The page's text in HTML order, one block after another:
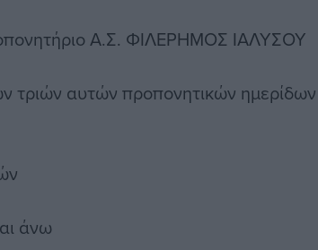
Α.Σ. ΦΙΛΕΡΗΜΟΣ ΙΑΛΥΣΟΥ
τριών αυτών προπονητικών ημερίδων
άνω